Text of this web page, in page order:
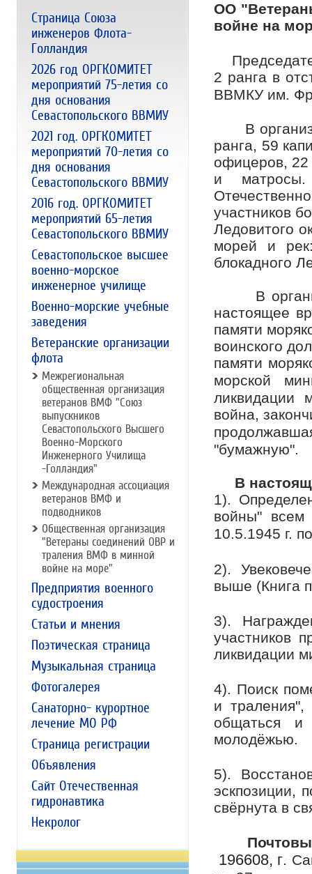
Страница Союза
инженеров Флота-
Голландия
2026 год ОРГКОМИТЕТ
мероприятий 75-летия со
дня основания
Севастопольского ВВМИУ
2021 год. ОРГКОМИТЕТ
мероприятий 70-летия со
дня основания
Севастопольского ВВМИУ
2016 год. ОРГКОМИТЕТ
мероприятий 65-летия
Севастопольского ВВМИУ
Севастопольское высшее
военно-морское
инженерное училище
Военно-морские учебные
заведения
Ветеранские организации
флота
Межрегиональная
общественная организация
ветеранов ВМФ "Союз
выпускников
Севастопольского Высшего
Военно-Морского
Инженерного Училища
-Голландия"
Международная ассоциация
ветеранов ВМФ и
подводников
Общественная организация
"Ветераны соединений ОВР и
траления ВМФ в минной
войне на море"
Предприятия военного
судостроения
Статьи и мнения
Поэтическая страница
Музыкальная страница
Фотогалерея
Санаторно- курортное
лечение МО РФ
Страница регистрации
Объявления
Сайт Отечественная
гидронавтика
Некролог
ОО
войне на
2 ранга в
ВВМКУ им.
В
ранга, 59
офицеров, 22
и матросы.
участников
Ледовитого
морей и
блокадного
В
настоящее
памяти
воинского
памяти
морской
ликвидации
война,
"бумажную".
В
1).
войны" всем
10.5.1945 г.
2).
выше (Книга
3).
участников
ликвидации
4). Поиск
и
общаться и
молодёжью.
5).
эскпозиции,
свёрнута в
196608, г.